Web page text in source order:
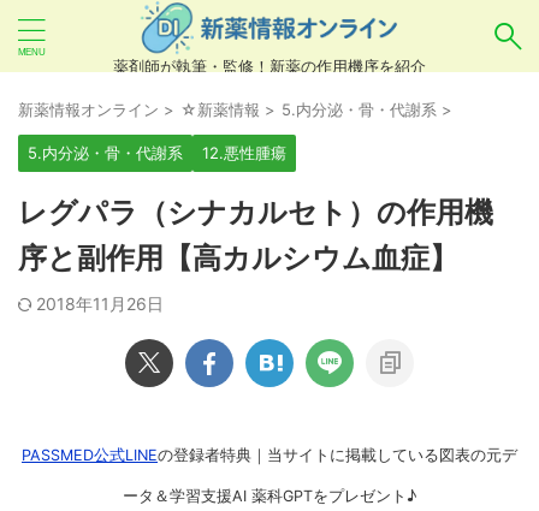
薬剤師が執筆・監修！新薬の作用機序を紹介
あいまい検索（例：ひらがな、誤字）には対応し
ていませんので、製品名・一般名・キーワードな
どをカタカナでご入力ください。
良い例：テセントリク
悪い例：てせんとりく テセンタリク
新薬情報オンライン > ☆新薬情報 > 5.内分泌・骨・代謝系 >
5.内分泌・骨・代謝系 12.悪性腫瘍
レグパラ（シナカルセト）の作用機
序と副作用【高カルシウム血症】
2018年11月26日
PASSMED公式LINEの登録者特典｜当サイトに掲載している図表の元デ
ータ＆学習支援AI 薬科GPTをプレゼント♪